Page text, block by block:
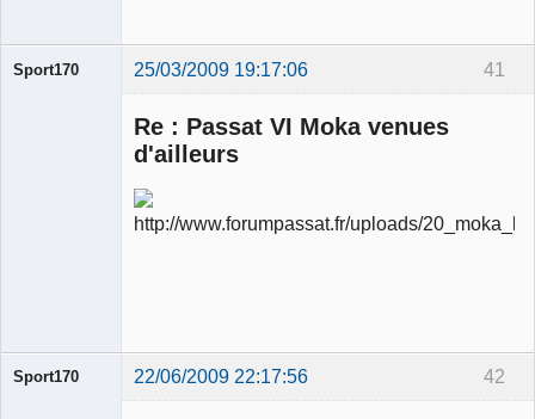
41
Sport170 25/03/2009 19:17:06
Re : Passat VI Moka venues
d'ailleurs
42
Sport170 22/06/2009 22:17:56